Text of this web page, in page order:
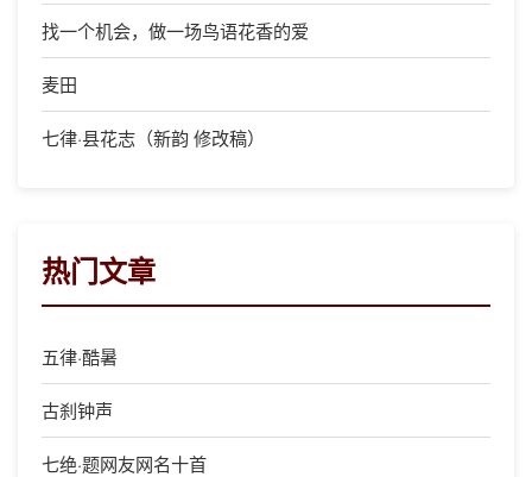
找一个机会，做一场鸟语花香的爱
麦田
七律·县花志（新韵 修改稿）
热门文章
五律·酷暑
古刹钟声
七绝·题网友网名十首